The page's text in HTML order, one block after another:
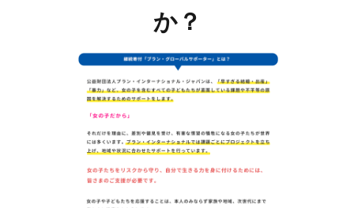
か？